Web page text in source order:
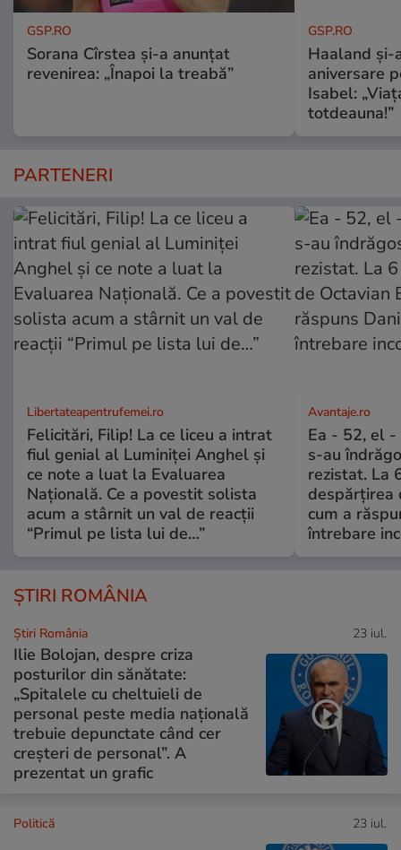
GSP.RO
Sorana Cîrstea și-a anunțat
revenirea: „Înapoi la treabă”
GSP.RO
Haaland
aniversare
Isabel:
totdeauna!”
PARTENERI
Libertateapentrufemei.ro
Felicitări, Filip! La ce liceu a intrat
fiul genial al Luminiței Anghel și
ce note a luat la Evaluarea
Națională. Ce a povestit solista
acum a stârnit un val de reacții
“Primul pe lista lui de…”
Avantaje.ro
Ea - 52, el -
s-au
rezistat. La
despărțirea
cum a
întrebare
ȘTIRI ROMÂNIA
Știri România 23 iul.
Ilie Bolojan, despre criza
posturilor din sănătate:
„Spitalele cu cheltuieli de
personal peste media națională
trebuie depunctate când cer
creșteri de personal”. A
prezentat un grafic
Politică 23 iul.